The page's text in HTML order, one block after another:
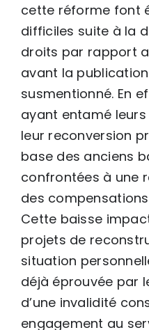
cette réforme font
difficiles suite à la
droits par rapport
avant la
susmentionné. En
ayant entamé
leur reconversion
base des anciens
confrontées à une
des
Cette baisse
projets de
situation
déjà éprouvée par
d’une invalidité
engagement au